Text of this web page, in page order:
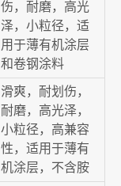
伤，耐磨，高光
泽，小粒径，适
用于薄有机涂层
和卷钢涂料
滑爽，耐划伤，
耐磨，高光泽，
小粒径，高兼容
性，适用于薄有
机涂层，不含胺